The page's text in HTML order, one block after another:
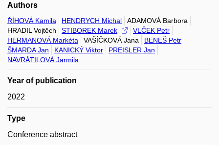
Authors
ŘÍHOVÁ Kamila HENDRYCH Michal
ADAMOVÁ Barbora
HRADIL Vojtěch
STIBOREK Marek
VLČEK Petr
HERMANOVÁ Markéta
VAŠÍČKOVÁ Jana
BENEŠ Petr
ŠMARDA Jan
KANICKÝ Viktor
PREISLER Jan
NAVRÁTILOVÁ Jarmila
Year of publication
2022
Type
Conference abstract